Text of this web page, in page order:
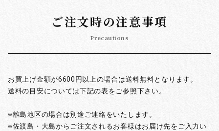
ご注文時の注意事項
Precautions
お買上げ金額が6600円以上の場合は送料無料となります。
送料の目安については下記の表をご参照下さい。
※離島地区の場合は別途ご連絡をいたします。
※佐渡島・大島からご注文されるお客様はお届け先をご入力い